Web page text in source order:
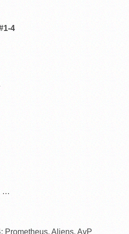
4
…
Prometheus, Aliens, AvP